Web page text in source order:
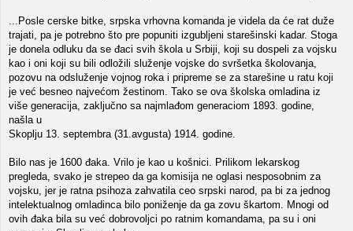
...Posle cerske bitke, srpska vrhovna komanda je videla da će rat duže
trajati, pa je potrebno što pre popuniti izgubljeni starešinski kadar. Stoga
je donela odluku da se đaci svih škola u Srbiji, koji su dospeli za vojsku
kao i oni koji su bili odložili služenje vojske do svršetka školovanja,
pozovu na odsluženje vojnog roka i pripreme se za starešine u ratu koji
je već besneo najvećom žestinom. Tako se ova školska omladina iz
više generacija, zaključno sa najmlađom generaciom 1893. godine,
našla u
Skoplju 13. septembra (31.avgusta) 1914. godine.
Bilo nas je 1600 đaka. Vrilo je kao u košnici. Prilikom lekarskog
pregleda, svako je strepeo da ga komisija ne oglasi nesposobnim za
vojsku, jer je ratna psihoza zahvatila ceo srpski narod, pa bi za jednog
intelektualnog omladinca bilo poniženje da ga zovu škartom. Mnogi od
ovih đaka bila su već dobrovoljci po ratnim komandama, pa su i oni